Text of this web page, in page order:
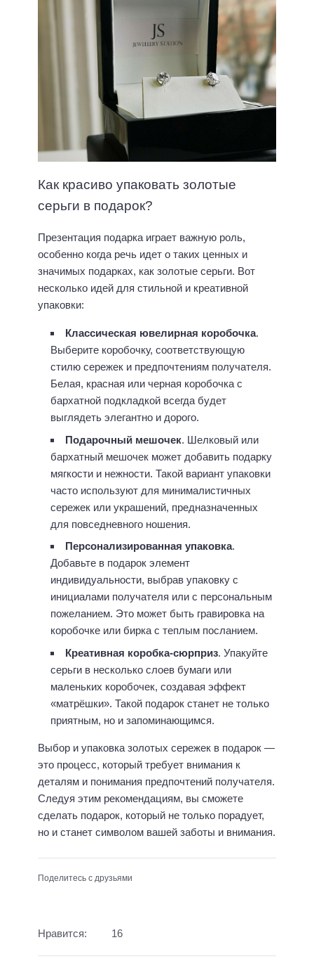
Как красиво упаковать золотые
серьги в подарок?
Презентация подарка играет важную роль,
особенно когда речь идет о таких ценных и
значимых подарках, как золотые серьги. Вот
несколько идей для стильной и креативной
упаковки:
Классическая ювелирная коробочка.
Выберите коробочку, соответствующую
стилю сережек и предпочтениям получателя.
Белая, красная или черная коробочка с
бархатной подкладкой всегда будет
выглядеть элегантно и дорого.
Подарочный мешочек. Шелковый или
бархатный мешочек может добавить подарку
мягкости и нежности. Такой вариант упаковки
часто используют для минималистичных
сережек или украшений, предназначенных
для повседневного ношения.
Персонализированная упаковка.
Добавьте в подарок элемент
индивидуальности, выбрав упаковку с
инициалами получателя или с персональным
пожеланием. Это может быть гравировка на
коробочке или бирка с теплым посланием.
Креативная коробка-сюрприз. Упакуйте
серьги в несколько слоев бумаги или
маленьких коробочек, создавая эффект
«матрёшки». Такой подарок станет не только
приятным, но и запоминающимся.
Выбор и упаковка золотых сережек в подарок —
это процесс, который требует внимания к
деталям и понимания предпочтений получателя.
Следуя этим рекомендациям, вы сможете
сделать подарок, который не только порадует,
но и станет символом вашей заботы и внимания.
Поделитесь с друзьями
Нравится: 16